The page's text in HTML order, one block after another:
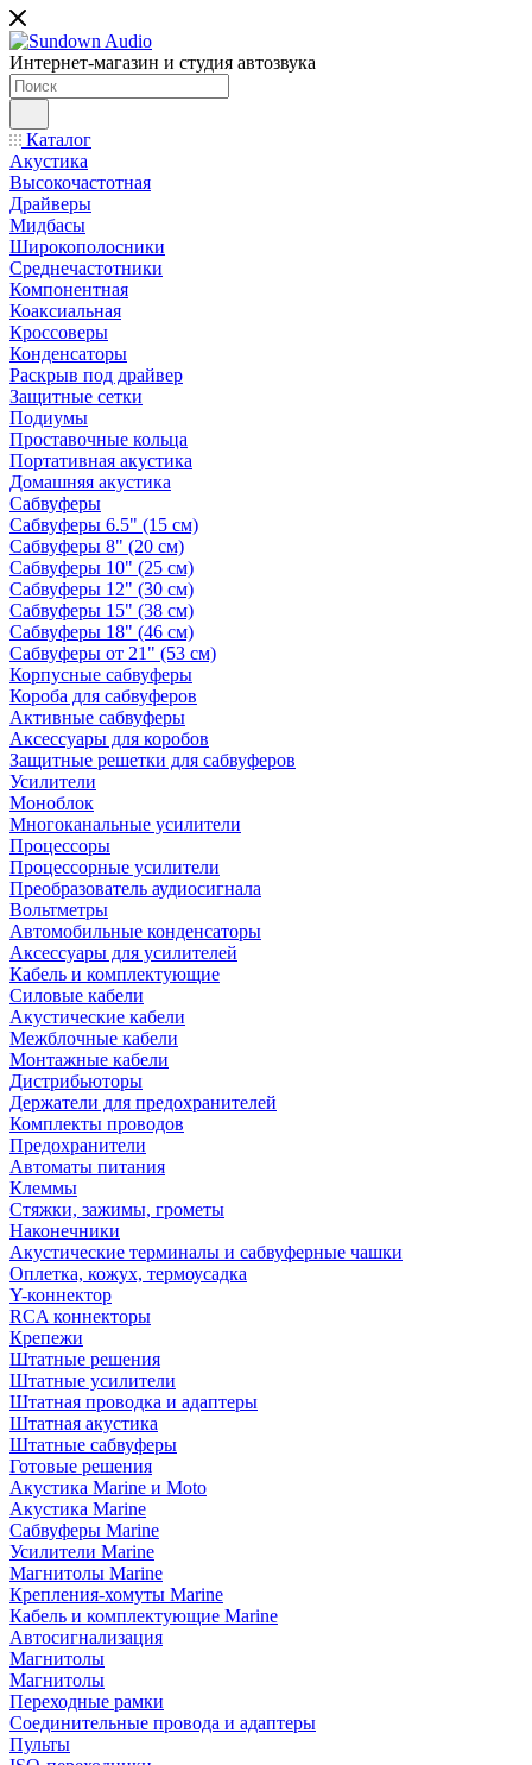
Интернет-магазин и студия автозвука
Каталог
Акустика
Высокочастотная
Драйверы
Мидбасы
Широкополосники
Среднечастотники
Компонентная
Коаксиальная
Кроссоверы
Конденсаторы
Раскрыв под драйвер
Защитные сетки
Подиумы
Проставочные кольца
Портативная акустика
Домашняя акустика
Сабвуферы
Сабвуферы 6.5" (15 см)
Сабвуферы 8" (20 см)
Сабвуферы 10" (25 см)
Сабвуферы 12" (30 см)
Сабвуферы 15" (38 см)
Сабвуферы 18" (46 см)
Сабвуферы от 21" (53 см)
Корпусные сабвуферы
Короба для сабвуферов
Активные сабвуферы
Аксессуары для коробов
Защитные решетки для сабвуферов
Усилители
Моноблок
Многоканальные усилители
Процессоры
Процессорные усилители
Преобразователь аудиосигнала
Вольтметры
Автомобильные конденсаторы
Аксессуары для усилителей
Кабель и комплектующие
Силовые кабели
Акустические кабели
Межблочные кабели
Монтажные кабели
Дистрибьюторы
Держатели для предохранителей
Комплекты проводов
Предохранители
Автоматы питания
Клеммы
Стяжки, зажимы, грометы
Наконечники
Акустические терминалы и сабвуферные чашки
Оплетка, кожух, термоусадка
Y-коннектор
RCA коннекторы
Крепежи
Штатные решения
Штатные усилители
Штатная проводка и адаптеры
Штатная акустика
Штатные сабвуферы
Готовые решения
Акустика Marine и Moto
Акустика Marine
Сабвуферы Marine
Усилители Marine
Магнитолы Marine
Крепления-хомуты Marine
Кабель и комплектующие Marine
Автосигнализация
Магнитолы
Магнитолы
Переходные рамки
Соединительные провода и адаптеры
Пульты